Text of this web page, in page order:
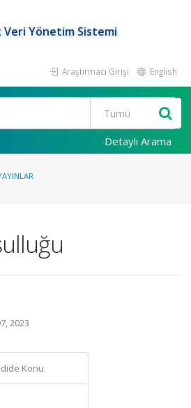
Veri Yönetim Sistemi
Araştırmacı Girişi English
Detaylı Arama
2023
Konu